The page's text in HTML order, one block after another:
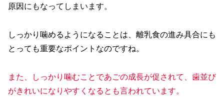
原因にもなってしまいます。
しっかり噛めるようになることは、離乳食の進み具合にも
とっても重要なポイントなのですね。
また、しっかり噛むことであごの成長が促されて、歯並び
がきれいになりやすくなるとも言われています。